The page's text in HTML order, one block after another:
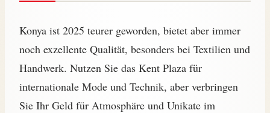
Konya ist 2025 teurer geworden, bietet aber immer
noch exzellente Qualität, besonders bei Textilien und
Handwerk. Nutzen Sie das Kent Plaza für
internationale Mode und Technik, aber verbringen
Sie Ihr Geld für Atmosphäre und Unikate im